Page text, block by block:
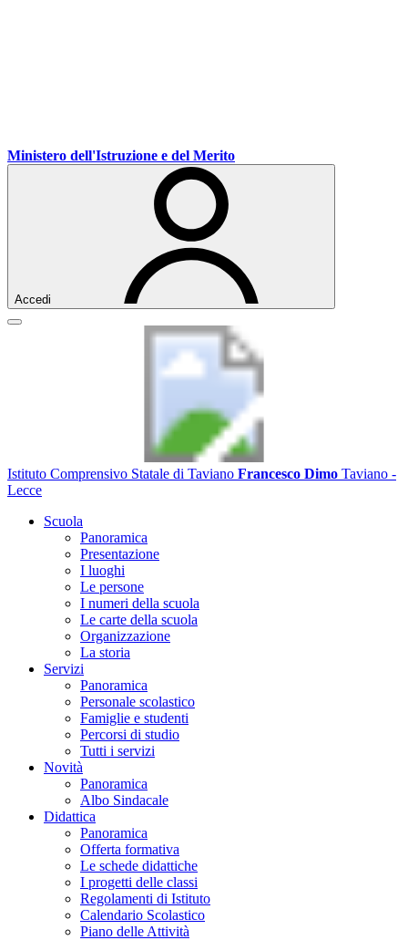
Vai
ai
Vai
al
Vai
al
Ministero dell'Istruzione e del Merito
Accedi
Istituto Comprensivo Statale di Taviano Francesco Dimo Taviano -
Lecce
Scuola
Panoramica
Presentazione
I luoghi
Le persone
I numeri della scuola
Le carte della scuola
Organizzazione
La storia
Servizi
Panoramica
Personale scolastico
Famiglie e studenti
Percorsi di studio
Tutti i servizi
Novità
Panoramica
Albo Sindacale
Didattica
Panoramica
Offerta formativa
Le schede didattiche
I progetti delle classi
Regolamenti di Istituto
Calendario Scolastico
Piano delle Attività